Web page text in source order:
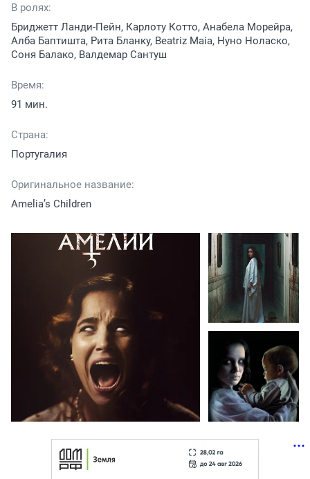
В ролях:
Бриджетт Ланди-Пейн, Карлоту Котто, Анабела Морейра,
Алба Баптишта, Рита Бланку, Beatriz Maia, Нуно Ноласко,
Соня Балако, Валдемар Сантуш
Время:
91 мин.
Страна:
Португалия
Оригинальное название:
Amelia’s Children